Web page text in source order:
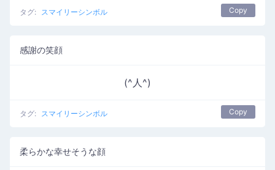
タグ: スマイリーシンボル Copy
感謝の笑顔
(^人^)
タグ: スマイリーシンボル Copy
柔らかな幸せそうな顔